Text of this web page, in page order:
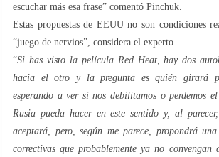
escuchar más esa frase” comentó Pinchuk.
Estas propuestas de EEUU no son condiciones
“juego de nervios”, considera el experto.
“Si has visto la película Red Heat, hay dos
hacia el otro y la pregunta es quién girará
esperando a ver si nos debilitamos o perdemos
Rusia pueda hacer en este sentido y, al
aceptará, pero, según me parece, propondrá
correctivas que probablemente ya no convengan